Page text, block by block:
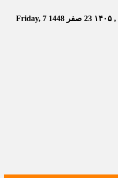
23 صفر 1448
Friday, 7